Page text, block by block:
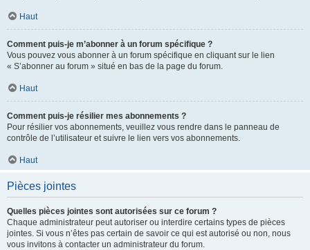
Haut
Comment puis-je m’abonner à un forum spécifique ?
Vous pouvez vous abonner à un forum spécifique en cliquant sur le lien
« S’abonner au forum » situé en bas de la page du forum.
Haut
Comment puis-je résilier mes abonnements ?
Pour résilier vos abonnements, veuillez vous rendre dans le panneau de
contrôle de l’utilisateur et suivre le lien vers vos abonnements.
Haut
Pièces jointes
Quelles pièces jointes sont autorisées sur ce forum ?
Chaque administrateur peut autoriser ou interdire certains types de pièces
jointes. Si vous n’êtes pas certain de savoir ce qui est autorisé ou non, nous
vous invitons à contacter un administrateur du forum.